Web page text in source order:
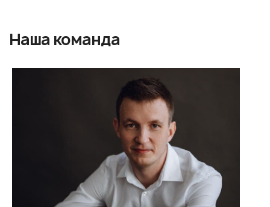
Наша команда